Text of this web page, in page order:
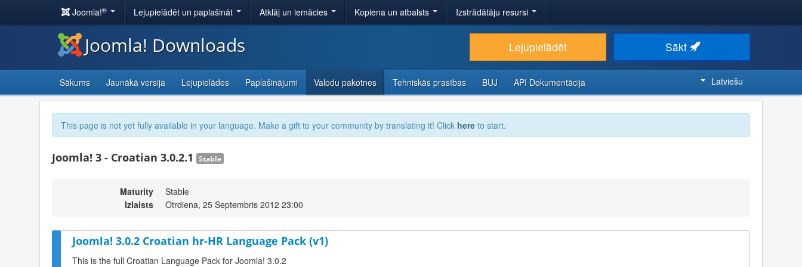
Joomla!® Lejupielādēt un paplašināt Atklāj un iemācies Kopiena un atbalsts Izstrādātāju resursi
Joomla! Downloads Lejupielādēt Sākt
Sākums Jaunākā versija Lejupielādes Paplašinājumi Valodu pakotnes Tehniskās prasības BUJ API Dokumentācija Latviešu
This page is not yet fully available in your language. Make a gift to your community by translating it! Click here to start.
Joomla! 3 - Croatian 3.0.2.1 Stable
Maturity
Stable
Izlaists
Otrdiena, 25 Septembris 2012 23:00
Joomla! 3.0.2 Croatian hr-HR Language Pack (v1)
This is the full Croatian Language Pack for Joomla! 3.0.2